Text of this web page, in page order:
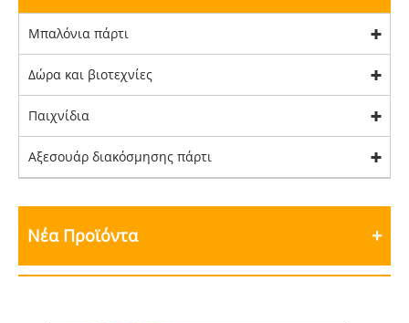
Μπαλόνια πάρτι
Δώρα και βιοτεχνίες
Παιχνίδια
Αξεσουάρ διακόσμησης πάρτι
Νέα Προϊόντα